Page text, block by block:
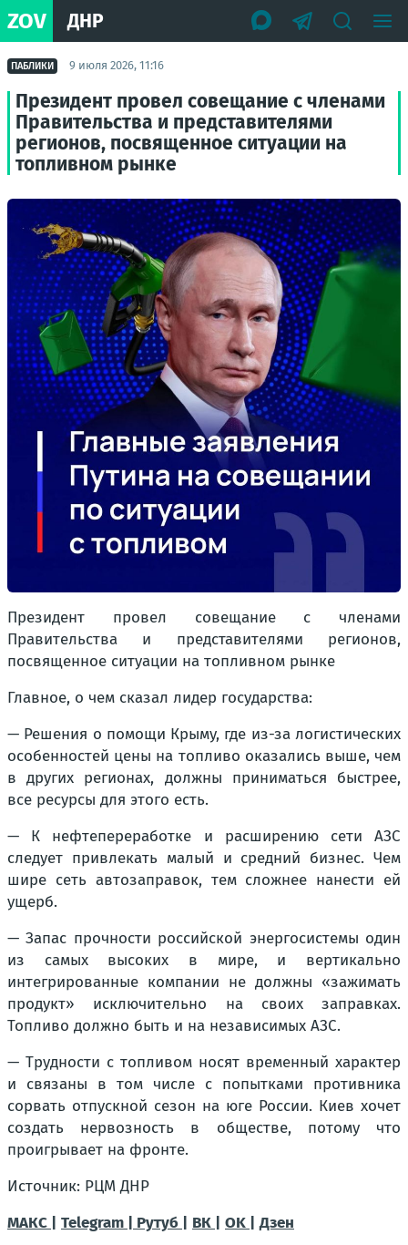
ZOV ДНР
ПАБЛИКИ 9 июля 2026, 11:16
Президент провел совещание с членами
Правительства и представителями
регионов, посвященное ситуации на
топливном рынке
Президент провел совещание с членами
Правительства и представителями регионов,
посвященное ситуации на топливном рынке
Главное, о чем сказал лидер государства:
— Решения о помощи Крыму, где из-за логистических
особенностей цены на топливо оказались выше, чем
в других регионах, должны приниматься быстрее,
все ресурсы для этого есть.
— К нефтепереработке и расширению сети АЗС
следует привлекать малый и средний бизнес. Чем
шире сеть автозаправок, тем сложнее нанести ей
ущерб.
— Запас прочности российской энергосистемы один
из самых высоких в мире, и вертикально
интегрированные компании не должны «зажимать
продукт» исключительно на своих заправках.
Топливо должно быть и на независимых АЗС.
— Трудности с топливом носят временный характер
и связаны в том числе с попытками противника
сорвать отпускной сезон на юге России. Киев хочет
создать нервозность в обществе, потому что
проигрывает на фронте.
Источник: РЦМ ДНР
МАКС |
Telegram | Рутуб | ВК | OK |
Дзен